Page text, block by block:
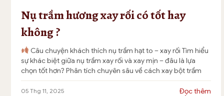
Nụ trầm hương xay rối có tốt hay
không ?
Câu chuyện khách thích nụ trầm hạt to – xay rối Tìm hiểu
sự khác biệt giữa nụ trầm xay rối và xay mịn – đâu là lựa
chọn tốt hơn? Phân tích chuyên sâu về cách xay bột trầm
hương, tỉa dác, và bí quyết giúp nụ trầm hương thủ công
cháy hết, […]
05 Thg 11, 2025 Đọc thêm